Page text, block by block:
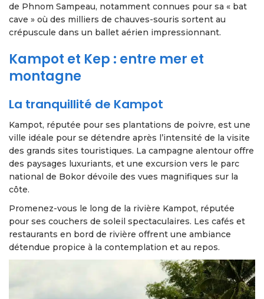
de Phnom Sampeau, notamment connues pour sa « bat
cave » où des milliers de chauves-souris sortent au
crépuscule dans un ballet aérien impressionnant.
Kampot et Kep : entre mer et
montagne
La tranquillité de Kampot
Kampot, réputée pour ses plantations de poivre, est une
ville idéale pour se détendre après l’intensité de la visite
des grands sites touristiques. La campagne alentour offre
des paysages luxuriants, et une excursion vers le parc
national de Bokor dévoile des vues magnifiques sur la
côte.
Promenez-vous le long de la rivière Kampot, réputée
pour ses couchers de soleil spectaculaires. Les cafés et
restaurants en bord de rivière offrent une ambiance
détendue propice à la contemplation et au repos.